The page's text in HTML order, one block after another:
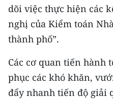
dõi việc thực hiện các
nghị của Kiểm toán
thành phố”.
Các cơ quan tiến hành
phục các khó khăn,
đẩy nhanh tiến độ giải